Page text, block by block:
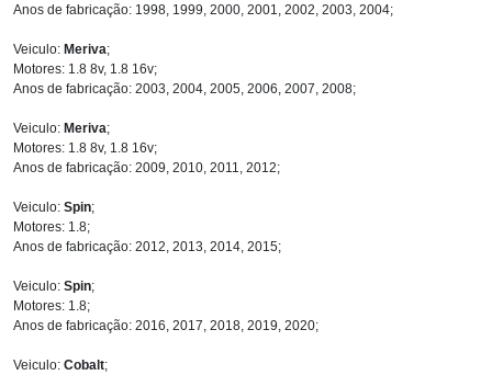
Anos de fabricação: 1998, 1999, 2000, 2001, 2002, 2003, 2004;
Veiculo: Meriva;
Motores: 1.8 8v, 1.8 16v;
Anos de fabricação: 2003, 2004, 2005, 2006, 2007, 2008;
Veiculo: Meriva;
Motores: 1.8 8v, 1.8 16v;
Anos de fabricação: 2009, 2010, 2011, 2012;
Veiculo: Spin;
Motores: 1.8;
Anos de fabricação: 2012, 2013, 2014, 2015;
Veiculo: Spin;
Motores: 1.8;
Anos de fabricação: 2016, 2017, 2018, 2019, 2020;
Veiculo: Cobalt;